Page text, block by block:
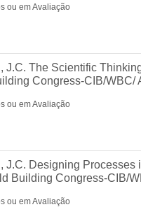
ou em Avaliação
J.C. The Scientific
Congress-CIB/WBC/
ou em Avaliação
J.C. Designing
Building Congress-CIB/
ou em Avaliação